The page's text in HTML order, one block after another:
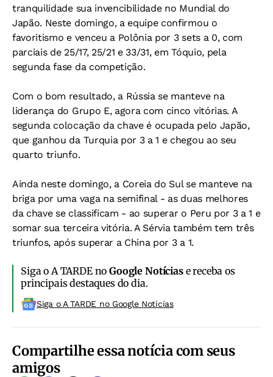
tranquilidade sua invencibilidade no Mundial do
Japão. Neste domingo, a equipe confirmou o
favoritismo e venceu a Polônia por 3 sets a 0, com
parciais de 25/17, 25/21 e 33/31, em Tóquio, pela
segunda fase da competição.
Com o bom resultado, a Rússia se manteve na
liderança do Grupo E, agora com cinco vitórias. A
segunda colocação da chave é ocupada pelo Japão,
que ganhou da Turquia por 3 a 1 e chegou ao seu
quarto triunfo.
Ainda neste domingo, a Coreia do Sul se manteve na
briga por uma vaga na semifinal - as duas melhores
da chave se classificam - ao superar o Peru por 3 a 1 e
somar sua terceira vitória. A Sérvia também tem três
triunfos, após superar a China por 3 a 1.
Siga o A TARDE noGoogle Notíciase receba os
principais destaques do dia.
Siga o A TARDE no Google Noticias
Compartilhe essa notícia com seus
amigos